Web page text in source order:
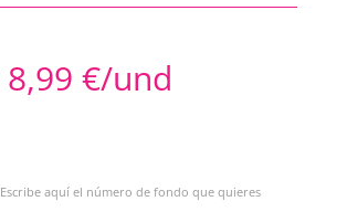
8,99 €/und
Escribe aquí el número de fondo que quieres